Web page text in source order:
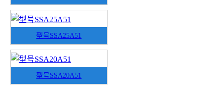
型号SSA25A51
型号SSA20A51